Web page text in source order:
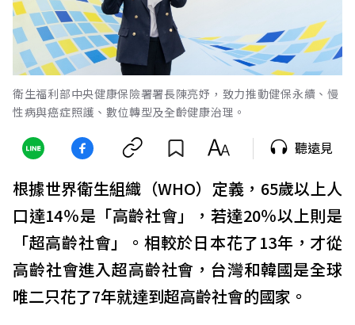
衛生福利部中央健康保險署署長陳亮妤，致力推動健保永續、慢
性病與癌症照護、數位轉型及全齡健康治理。
聽遠見
根據世界衛生組織（WHO）定義，65歲以上人
口達14％是「高齡社會」，若達20％以上則是
「超高齡社會」。相較於日本花了13年，才從
高齡社會進入超高齡社會，台灣和韓國是全球
唯二只花了7年就達到超高齡社會的國家。